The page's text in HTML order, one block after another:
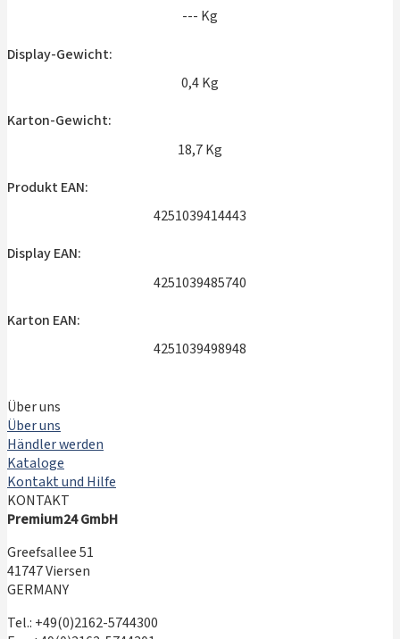
--- Kg
Display-Gewicht:
0,4 Kg
Karton-Gewicht:
18,7 Kg
Produkt EAN:
4251039414443
Display EAN:
4251039485740
Karton EAN:
4251039498948
Über uns
Über uns
Händler werden
Kataloge
Kontakt und Hilfe
KONTAKT
Premium24 GmbH
Greefsallee 51
41747 Viersen
GERMANY
Tel.: +49(0)2162-5744300